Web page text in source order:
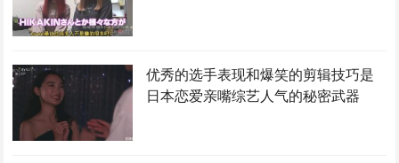
优秀的选手表现和爆笑的剪辑技巧是
日本恋爱亲嘴综艺人气的秘密武器